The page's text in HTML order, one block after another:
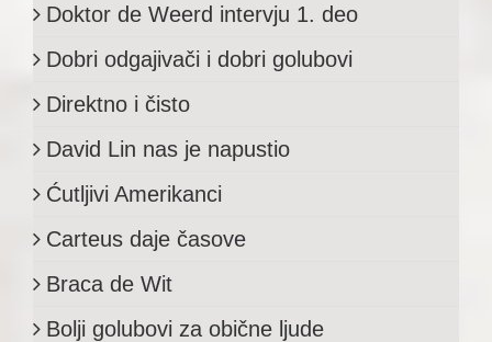
Doktor de Weerd intervju 1. deo
Dobri odgajivači i dobri golubovi
Direktno i čisto
David Lin nas je napustio
Ćutljivi Amerikanci
Carteus daje časove
Braca de Wit
Bolji golubovi za obične ljude